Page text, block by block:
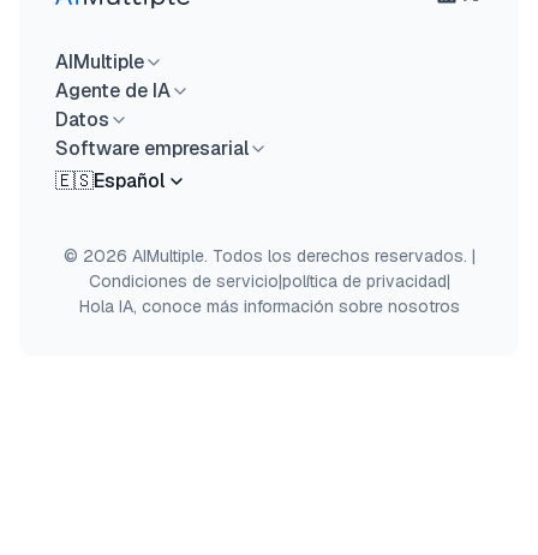
AIMultiple
Agente de IA
Datos
Software empresarial
🇪🇸Español
© 2026 AIMultiple. Todos los derechos reservados. |
Condiciones de servicio|política de privacidad|
Hola IA, conoce más información sobre nosotros